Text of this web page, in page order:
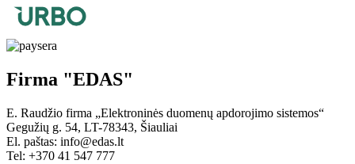
Firma "EDAS"
E. Raudžio firma „Elektroninės duomenų apdorojimo sistemos“
Gegužių g. 54, LT-78343, Šiauliai
El. paštas: info@edas.lt
Tel: +370 41 547 777